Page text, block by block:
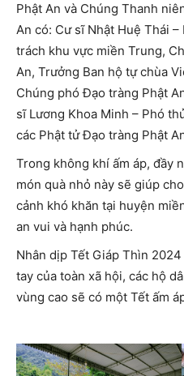
Phật An và Chúng Thanh
An có: Cư sĩ Nhật Huệ Thái
trách khu vực miền Trung,
An, Trưởng Ban hộ tự chùa
Chúng phó Đạo tràng Phật
sĩ Lương Khoa Minh – Phó
các Phật tử Đạo tràng Phật
Trong không khí ấm áp, đầy
món quà nhỏ này sẽ giúp
cảnh khó khăn tại huyện
an vui và hạnh phúc.
Nhân dịp Tết Giáp Thìn
tay của toàn xã hội, các hộ
vùng cao sẽ có một Tết ấm